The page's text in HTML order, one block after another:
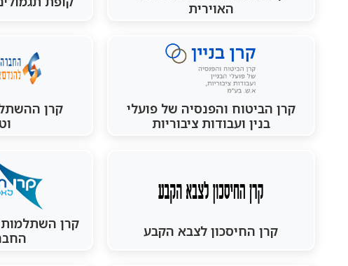
האוירית
קרן הביטוח והפנסיה של פועלי
בנין ועבודות ציבוריות
קרן
קרן החיסכון לצבא הקבע
קרן